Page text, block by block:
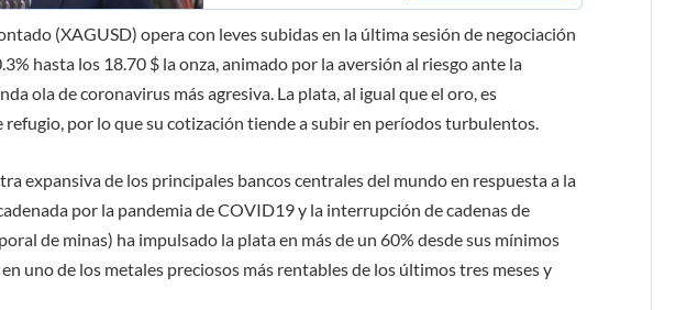
(XAGUSD) opera con leves subidas en la última sesión de negociación
hasta los 18.70 $ la onza, animado por la aversión al riesgo ante la
ola de coronavirus más agresiva. La plata, al igual que el oro, es
refugio, por lo que su cotización tiende a subir en períodos turbulentos.
expansiva de los principales bancos centrales del mundo en respuesta a la
por la pandemia de COVID19 y la interrupción de cadenas de
de minas) ha impulsado la plata en más de un 60% desde sus mínimos
uno de los metales preciosos más rentables de los últimos tres meses y